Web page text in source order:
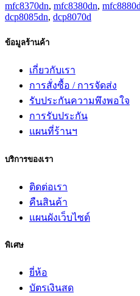
mfc8370dn, mfc8380dn,
dcp8085dn, dcp8070d
ข้อมูลร้านค้า
เกี่ยวกับเรา
การสั่งซื้อ / การจัดส่ง
รับประกันความพึงพอใจ
การรับประกัน
แผนที่ร้านฯ
บริการของเรา
ติดต่อเรา
คืนสินค้า
แผนผังเว็บไซต์
พิเศษ
ยี่ห้อ
บัตรเงินสด